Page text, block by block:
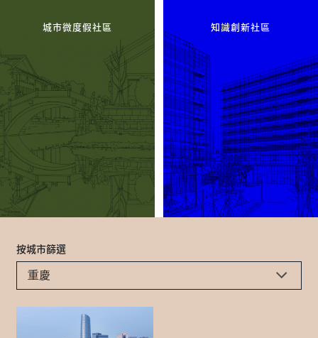
城市微度假社區 知識創新社區
按城市篩選
重慶